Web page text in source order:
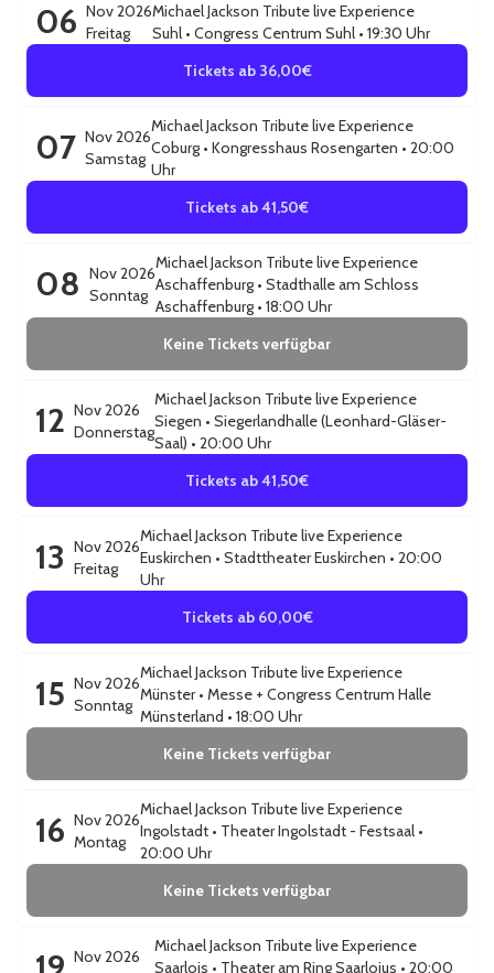
06 Nov 2026
Freitag
Michael Jackson Tribute live Experience
Suhl • Congress Centrum Suhl • 19:30 Uhr
Tickets ab 36,00€
07 Nov 2026
Samstag
Michael Jackson Tribute live Experience
Coburg • Kongresshaus Rosengarten • 20:00
Uhr
Tickets ab 41,50€
08 Nov 2026
Sonntag
Michael Jackson Tribute live Experience
Aschaffenburg • Stadthalle am Schloss
Aschaffenburg • 18:00 Uhr
Keine Tickets verfügbar
12 Nov 2026
Donnerstag
Michael Jackson Tribute live Experience
Siegen • Siegerlandhalle (Leonhard-Gläser-
Saal) • 20:00 Uhr
Tickets ab 41,50€
13 Nov 2026
Freitag
Michael Jackson Tribute live Experience
Euskirchen • Stadttheater Euskirchen • 20:00
Uhr
Tickets ab 60,00€
15 Nov 2026
Sonntag
Michael Jackson Tribute live Experience
Münster• Messe + Congress Centrum Halle
Münsterland • 18:00 Uhr
Keine Tickets verfügbar
16 Nov 2026
Montag
Michael Jackson Tribute live Experience
Ingolstadt • Theater Ingolstadt - Festsaal •
20:00 Uhr
Keine Tickets verfügbar
Nov 2026
Michael Jackson Tribute live Experience
Saarlois • Theater am Ring Saarloius • 20:00